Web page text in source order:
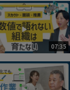
07:35